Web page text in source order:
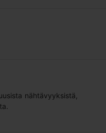
nähtävyyksistä,